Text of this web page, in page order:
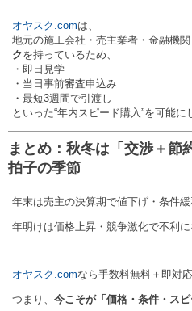
オヤスク.comは、
地元の施工会社・売主業者・金融機
クを持っているため、
・即日見学
・当日事前審査申込み
・最短3週間で引渡し
といった“年内スピード購入”を可能に
まとめ：秋冬は「交渉＋節
拍子の季節
年末は売主の決算期で値下げ・条件
年明けは価格上昇・競争激化で不利に
オヤスク.comなら手数料無料＋即対
つまり、 今こそが「価格・条件・ス